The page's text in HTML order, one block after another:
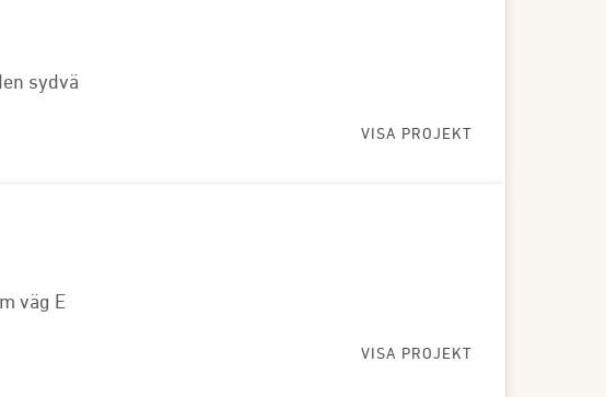
sydvä
VISA PROJEKT
väg E
VISA PROJEKT